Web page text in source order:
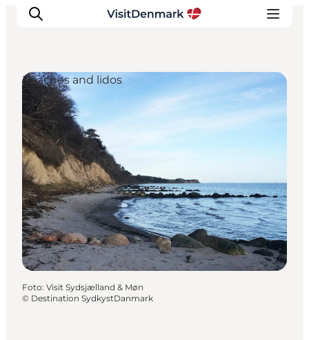
Inspiration
Resmål
Aktiviteter
Övernatta
Planera resan
Beaches and lidos
Foto: Visit Sydsjælland & Møn
© Destination SydkystDanmark